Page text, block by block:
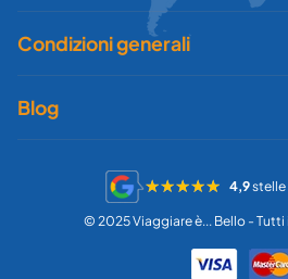
Condizioni generali
Blog
4,9stelle
© 2025 Viaggiare è... Bello -